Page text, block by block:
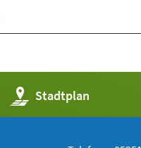
Stadtplan
(Öffnet
in
einem